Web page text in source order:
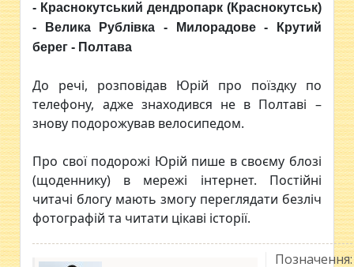
- Краснокутський дендропарк (Краснокутськ)
- Велика Рублівка - Милорадове - Крутий
берег - Полтава
До речі, розповідав Юрій про поїздку по
телефону, адже знаходився не в Полтаві –
знову подорожував велосипедом.
Про свої подорожі Юрій пише в своєму блозі
(щоденнику) в мережі інтернет. Постійні
читачі блогу мають змогу переглядати безліч
фотографій та читати цікаві історії.
Позначення: